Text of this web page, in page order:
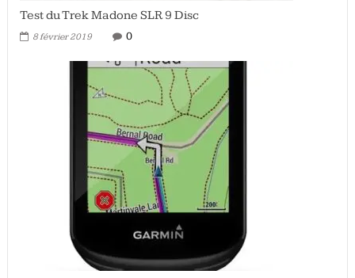
Test du Trek Madone SLR 9 Disc
8 février 2019 0